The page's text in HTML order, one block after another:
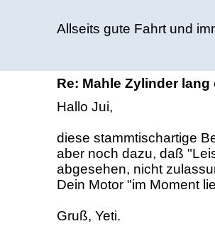
Allseits gute Fahrt und
Re: Mahle Zylinder
Hallo Jui,
diese stammtischartige
aber noch dazu, daß
abgesehen, nicht
Dein Motor "im Moment
Gruß, Yeti.